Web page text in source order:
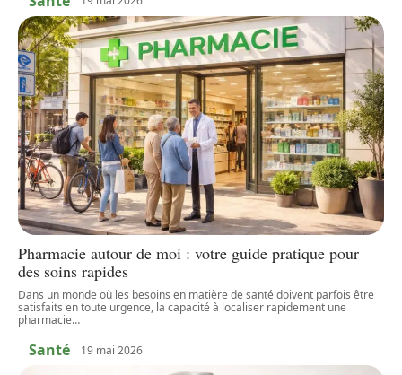
Pharmacie autour de moi : votre guide pratique pour
des soins rapides
Dans un monde où les besoins en matière de santé doivent parfois être
satisfaits en toute urgence, la capacité à localiser rapidement une
pharmacie…
Santé 19 mai 2026